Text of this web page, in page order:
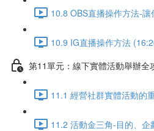
10.8 OBS直播操作方法-
10.9 IG直播操作方法
第11單元：線下實體活動舉辦全
11.1 經營社群實體活動的
11.2 活動金三角-目的、